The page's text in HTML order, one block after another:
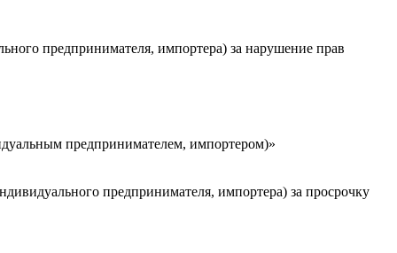
предпринимателя, импортера) за нарушение прав
предпринимателем, импортером)»
предпринимателя, импортера) за просрочку